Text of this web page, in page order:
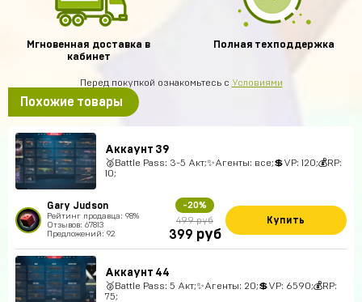
Мгновенная доставка в
кабинет
Полная техподдержка
Перед покупкой ознакомьтесь с Условиями
Похожие товары
Аккаунт 39
🥈Battle Pass: 3-5 Акт;✨Агенты: все;💲VP: 120;💰RP:
10;
Gary Judson
Рейтинг продавца: 98%
Отзывов: 67813
Предложений: 92
-20%
499 руб
399 руб
Купить
Аккаунт 44
🥈Battle Pass: 5 Акт;✨Агенты: 20;💲VP: 6590;💰RP:
75;